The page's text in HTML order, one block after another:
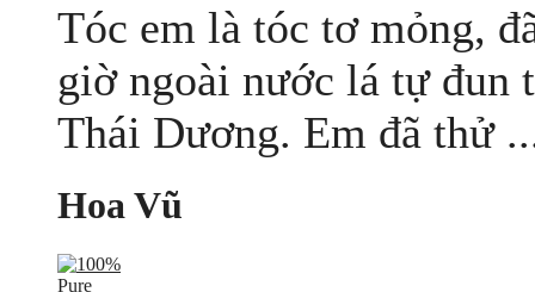
Tóc em là tóc tơ mỏng,
giờ ngoài nước lá tự đun
Thái Dương. Em đã thử
Hoa Vũ